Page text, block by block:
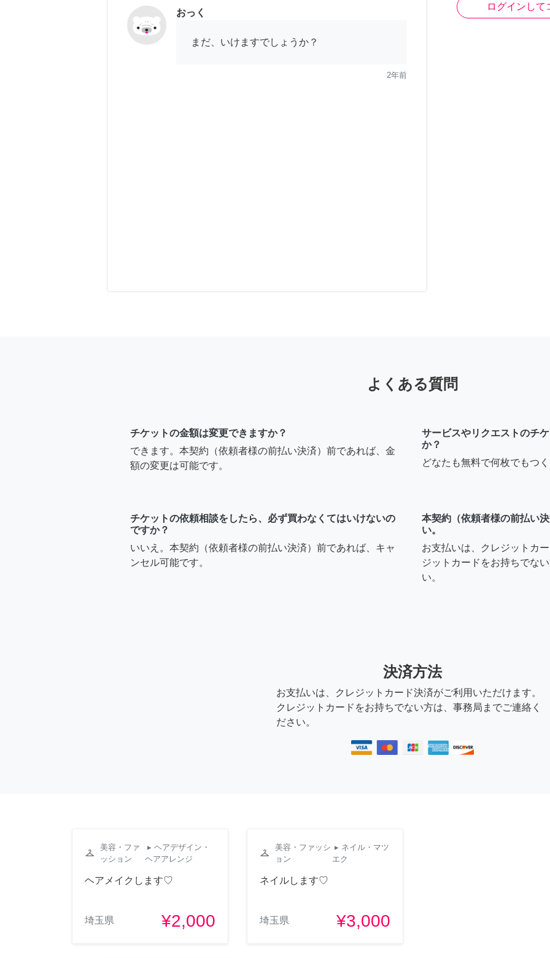
おっく
まだ、いけますでしょうか？
2年前
ログインして
よくある質問
チケットの金額は変更できますか？
できます。本契約（依頼者様の前払い決済）前であれば、金
額の変更は可能です。
サービスやリクエストのチ
か？
どなたも無料で何枚でもつ
チケットの依頼相談をしたら、必ず買わなくてはいけないの
ですか？
いいえ。本契約（依頼者様の前払い決済）前であれば、キャ
ンセル可能です。
本契約（依頼者様の前払い
い。
お支払いは、クレジットカ
ジットカードをお持ちでな
い。
決済方法
お支払いは、クレジットカード決済がご利用いただけます。
クレジットカードをお持ちでない方は、事務局までご連絡く
ださい。
checkroom
美容・ファ
ッション
▸ ヘアデザイン・
ヘアアレンジ
ヘアメイクします♡
埼玉県 ¥2,000
checkroom
美容・ファッシ
ョン
▸ ネイル・マツ
エク
ネイルします♡
埼玉県 ¥3,000